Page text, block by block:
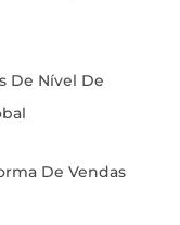
De Nível De
De Vendas